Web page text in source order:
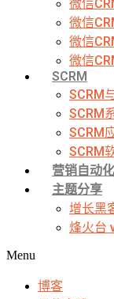
微信
微信
微信
微信
SCRM
SCRM
SCRM
SCRM
SCRM
营销自动化
主题分享
增长黑
烽火台
Menu
博客